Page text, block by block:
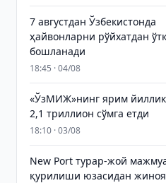
7 августдан Ўзбекистонда
ҳайвонларни рўйхатдан
бошланади
18:45 · 04/08
«ЎзМИЖ»нинг ярим
2,1 триллион сўмга етди
18:10 · 03/08
New Port турар-жой
қурилиши юзасидан